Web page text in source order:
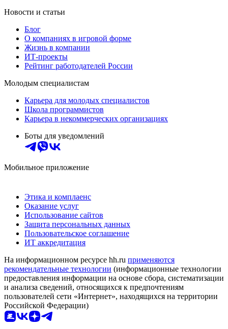
Новости и статьи
Блог
О компаниях в игровой форме
Жизнь в компании
ИТ-проекты
Рейтинг работодателей России
Молодым специалистам
Карьера для молодых специалистов
Школа программистов
Карьера в некоммерческих организациях
Боты для уведомлений
Мобильное приложение
Этика и комплаенс
Оказание услуг
Использование сайтов
Защита персональных данных
Пользовательское соглашение
ИТ аккредитация
На информационном ресурсе hh.ru применяются
рекомендательные технологии (информационные технологии
предоставления информации на основе сбора, систематизации
и анализа сведений, относящихся к предпочтениям
пользователей сети «Интернет», находящихся на территории
Российской Федерации)